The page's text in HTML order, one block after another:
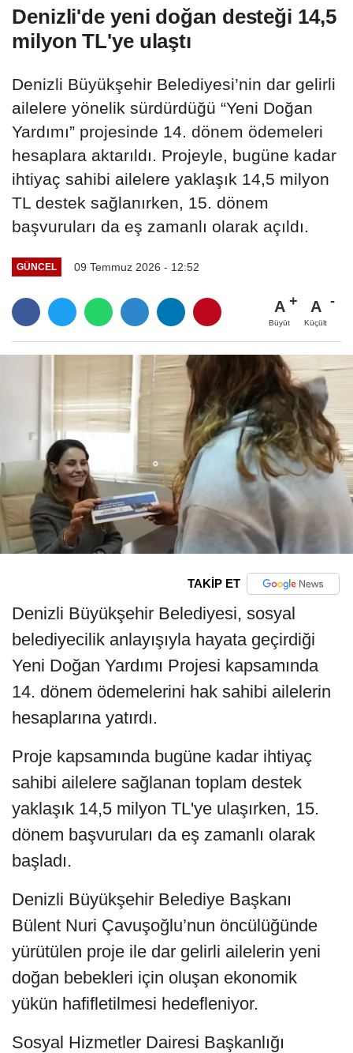
Denizli'de yeni doğan desteği 14,5
milyon TL'ye ulaştı
Denizli Büyükşehir Belediyesi’nin dar gelirli
ailelere yönelik sürdürdüğü “Yeni Doğan
Yardımı” projesinde 14. dönem ödemeleri
hesaplara aktarıldı. Projeyle, bugüne kadar
ihtiyaç sahibi ailelere yaklaşık 14,5 milyon
TL destek sağlanırken, 15. dönem
başvuruları da eş zamanlı olarak açıldı.
GÜNCEL 09 Temmuz 2026 - 12:52
A
Büyüt
A
Küçült
TAKİP ET
Denizli Büyükşehir Belediyesi, sosyal
belediyecilik anlayışıyla hayata geçirdiği
Yeni Doğan Yardımı Projesi kapsamında
14. dönem ödemelerini hak sahibi ailelerin
hesaplarına yatırdı.
Proje kapsamında bugüne kadar ihtiyaç
sahibi ailelere sağlanan toplam destek
yaklaşık 14,5 milyon TL'ye ulaşırken, 15.
dönem başvuruları da eş zamanlı olarak
başladı.
Denizli Büyükşehir Belediye Başkanı
Bülent Nuri Çavuşoğlu’nun öncülüğünde
yürütülen proje ile dar gelirli ailelerin yeni
doğan bebekleri için oluşan ekonomik
yükün hafifletilmesi hedefleniyor.
Sosyal Hizmetler Dairesi Başkanlığı